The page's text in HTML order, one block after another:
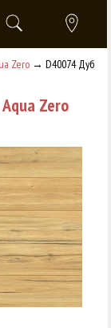
Zero → D40074 Дуб
Zero